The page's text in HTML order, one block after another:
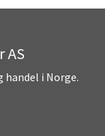
AS
i Norge.